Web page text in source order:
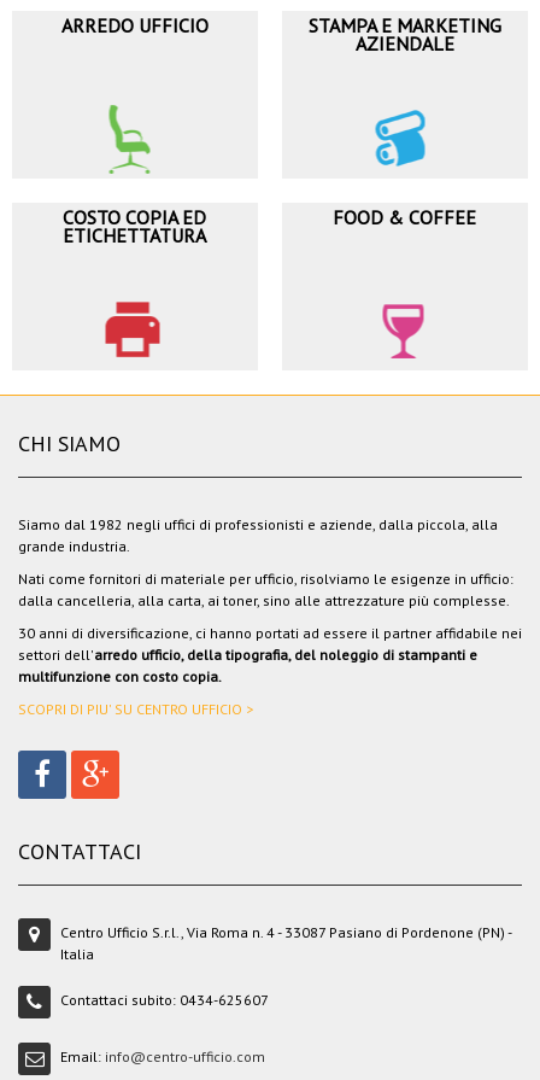
ARREDO UFFICIO STAMPA E MARKETING
AZIENDALE
COSTO COPIA ED
ETICHETTATURA
FOOD & COFFEE
CHI SIAMO
Siamo dal 1982 negli uffici di professionisti e aziende, dalla piccola, alla
grande industria.
Nati come fornitori di materiale per ufficio, risolviamo le esigenze in ufficio:
dalla cancelleria, alla carta, ai toner, sino alle attrezzature più complesse.
30 anni di diversificazione, ci hanno portati ad essere il partner affidabile nei
settori dell'arredo ufficio, della tipografia, del noleggio di stampanti e
multifunzione con costo copia.
SCOPRI DI PIU' SU CENTRO UFFICIO >
CONTATTACI
Centro Ufficio S.r.l., Via Roma n. 4 - 33087 Pasiano di Pordenone (PN) -
Italia
Contattaci subito: 0434-625607
Email: info@centro-ufficio.com